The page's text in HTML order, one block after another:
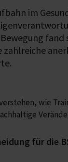
im
fand
zahlreiche
wie
für die